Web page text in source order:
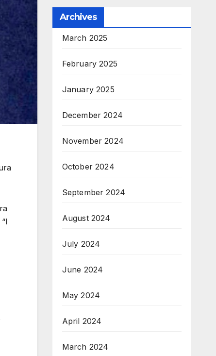
Archives
March 2025
February 2025
January 2025
December 2024
November 2024
October 2024
September 2024
August 2024
July 2024
June 2024
May 2024
April 2024
March 2024